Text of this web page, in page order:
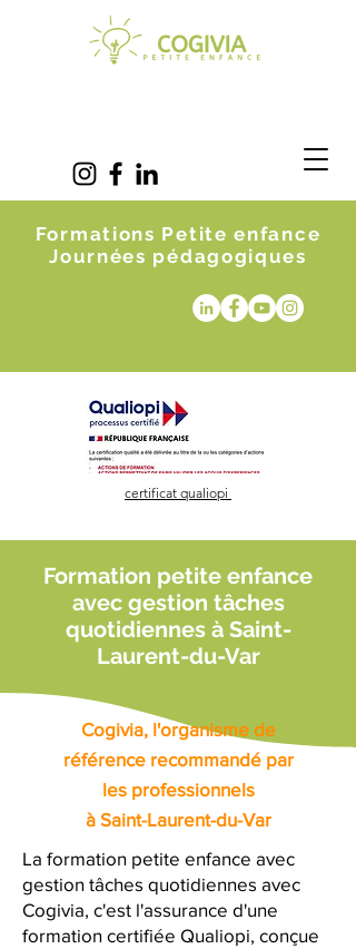
Formations Petite enfance
Journées pédagogiques
certificat qualiopi
Formation petite enfance
avec gestion tâches
quotidiennes à Saint-
Laurent-du-Var
Cogivia, l'organisme de
référence recommandé par
les professionnels
à Saint-Laurent-du-Var
La formation petite enfance avec
gestion tâches quotidiennes avec
Cogivia, c'est l'assurance d'une
formation certifiée Qualiopi, conçue